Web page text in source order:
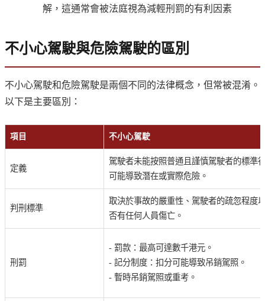
解，這通常會被法庭視為減輕刑罰的有利因素
不小心駕駛與危險駕駛的區別
不小心駕駛和危險駕駛是兩個不同的法律概念，但常被混淆。
以下是主要區別：
項目 不小心駕駛
定義
駕駛者未能按照普通且謹慎駕駛者的標準
可能導致潛在或實際危險。
判刑標準
取決於事故的嚴重性、駕駛者的疏忽程度
否有任何人員傷亡。
刑罰
- 罰款：最高可達數千港元。
- 記分制度：扣分可能導致吊銷駕照。
- 暫時吊銷駕照或重考。